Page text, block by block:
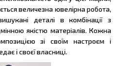
величезна ювелірна робота,
деталі в комбінації з
якістю матеріалів. Кожна
зі своїм настроєм і
і своєї власниці.